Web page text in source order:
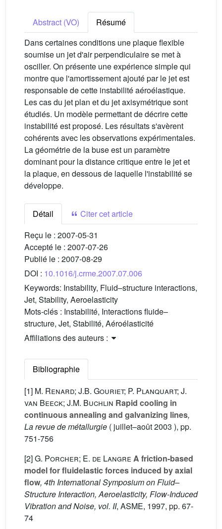
Abstract (VO)
Résumé
Dans certaines conditions une plaque flexible
soumise un jet d'air perpendiculaire se met à
osciller. On présente une expérience simple qui
montre que l'amortissement ajouté par le jet est
responsable de cette instabilité aéroélastique.
Les cas du jet plan et du jet axisymétrique sont
étudiés. Un modèle permettant de décrire cette
instabilité est proposé. Les résultats s'avèrent
cohérents avec les observations expérimentales.
La géométrie de la buse est un paramètre
dominant pour la distance critique entre le jet et
la plaque, en dessous de laquelle l'instabilité se
développe.
Détail
Citer cet article
Reçu le : 2007-05-31
Accepté le : 2007-07-26
Publié le : 2007-08-29
DOI : 10.1016/j.crme.2007.07.006
Keywords: Instability, Fluid–structure interactions,
Jet, Stability, Aeroelasticity
Mots-clés : Instabilité, Interactions fluide–
structure, Jet, Stabilité, Aéroélasticité
Affiliations des auteurs :
Bibliographie
[1] M. Renard; J.B. Gouriet; P. Planquart; J.
van Beeck; J.M. Buchlin Rapid cooling in
continuous annealing and galvanizing lines,
La revue de métallurgie ( juillet–août 2003 ), pp.
751-756
[2]G. Porcher; E. de Langre A friction-based
model for fluidelastic forces induced by axial
flow, 4th International Symposium on Fluid–
Structure Interaction, Aeroelasticity, Flow-Induced
Vibration and Noise, vol. II, ASME, 1997, pp. 67-
74